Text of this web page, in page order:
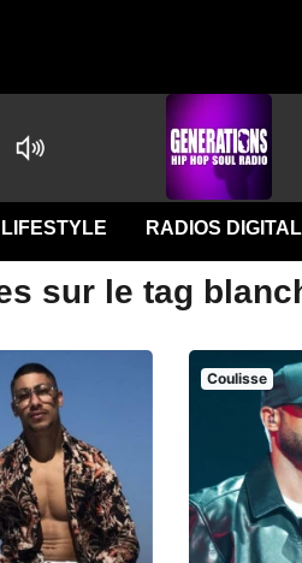
LIFESTYLE RADIOS
sur le tag
Coulisse